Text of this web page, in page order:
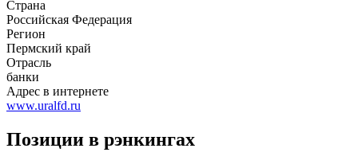
Страна
Российская Федерация
Регион
Пермский край
Отрасль
банки
Адрес в интернете
www.uralfd.ru
Позиции в рэнкингах